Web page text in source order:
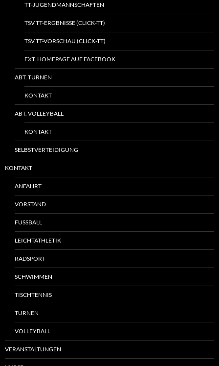
TT-JUGENDMANNSCHAFTEN
TSV TT-ERGBNISSE (CLICK-TT)
TSV TT-VORSCHAU (CLICK-TT)
EXT. HOMEPAGE AUF FACEBOOK
ABT. TURNEN
KONTAKT
ABT. VOLLEYBALL
KONTAKT
SELBSTVERTEIDIGUNG
KONTAKT
ANFAHRT
VORSTAND
FUSSBALL
LEICHTATHLETIK
RADSPORT
SCHWIMMEN
TISCHTENNIS
TURNEN
VOLLEYBALL
VERANSTALTUNGEN